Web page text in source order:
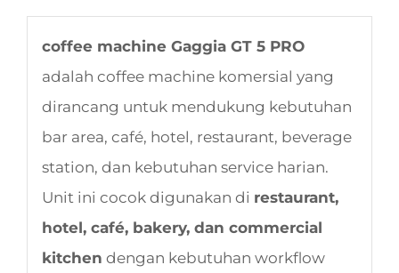
coffee machine Gaggia GT 5 PRO
adalah coffee machine komersial yang
dirancang untuk mendukung kebutuhan
bar area, café, hotel, restaurant, beverage
station, dan kebutuhan service harian.
Unit ini cocok digunakan di restaurant,
hotel, café, bakery, dan commercial
kitchen dengan kebutuhan workflow